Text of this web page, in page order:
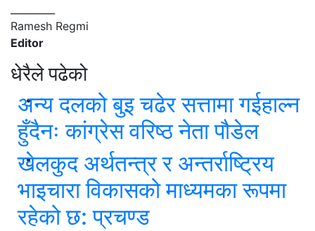
Ramesh Regmi
Editor
धेरैले पढेको
अन्य दलको बुइ चढेर सत्तामा गईहाल्न
हुँदैनः कांग्रेस वरिष्ठ नेता पौडेल
खेलकुद अर्थतन्त्र र अन्तर्राष्ट्रिय
भाइचारा विकासको माध्यमका रूपमा
रहेको छ: प्रचण्ड